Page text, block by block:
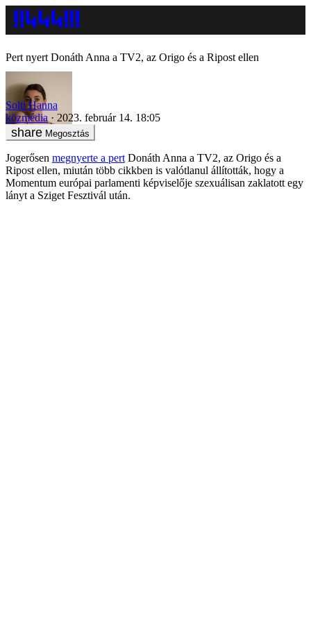
Pert nyert Donáth Anna a TV2, az Origo és a Ripost ellen
Solti Hanna
közmédia
2023. február 14. 18:05
Megosztás
Jogerősen megnyerte a pert Donáth Anna a TV2, az Origo és a
Ripost ellen, miután több cikkben is valótlanul állították, hogy a
Momentum európai parlamenti képviselője szexuálisan zaklatott egy
lányt a Sziget Fesztivál után.